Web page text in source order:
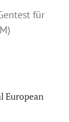
für
European